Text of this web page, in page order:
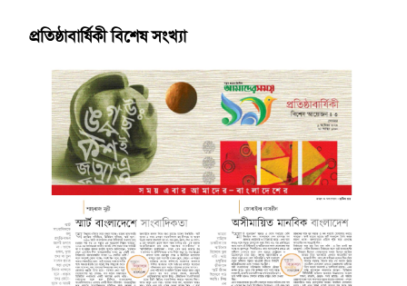
প্রতিষ্ঠাবার্ষিকী বিশেষ সংখ্যা